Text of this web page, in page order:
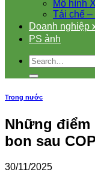
Mô hình
Tái chế –
Doanh nghiệp
PS ảnh
Trong nước
Những
bon sau
30/11/2025